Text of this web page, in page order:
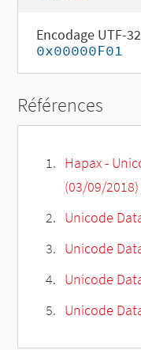
Encodage UTF-
0x00000F01
Références
Hapax -
(03/09/2018)
Unicode
Unicode
Unicode
Unicode